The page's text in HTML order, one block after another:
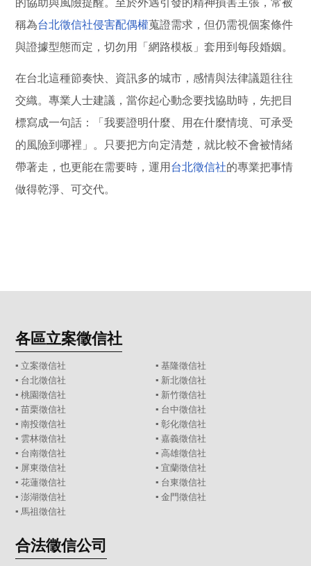
稱為台北徵信社侵害配偶權蒐證需求，但仍需視個案條件
與證據型態而定，切勿用「網路模板」套用到每段婚姻。
在台北這種節奏快、資訊多的城市，感情與法律議題往往
交織。專業人士建議，當你起心動念要找協助時，先把目
標寫成一句話：「我要證明什麼、用在什麼情境、可承受
的風險到哪裡」。只要把方向定清楚，就比較不會被情緒
帶著走，也更能在需要時，運用 台北徵信社的專業把事情
做得乾淨、可交代。
各區立案徵信社
▪ 立案徵信社 ▪ 基隆徵信社
▪ 台北徵信社 ▪ 新北徵信社
▪桃園徵信社 ▪ 新竹徵信社
▪苗栗徵信社 ▪ 台中徵信社
▪南投徵信社 ▪ 彰化徵信社
▪ 雲林徵信社 ▪ 嘉義徵信社
▪ 台南徵信社 ▪ 高雄徵信社
▪ 屏東徵信社 ▪ 宜蘭徵信社
▪花蓮徵信社 ▪ 台東徵信社
▪澎湖徵信社 ▪ 金門徵信社
▪ 馬祖徵信社
合法徵信公司